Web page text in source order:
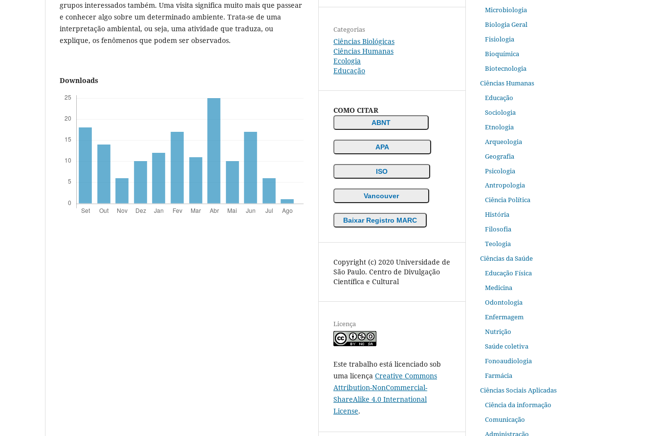
grupos interessados também. Uma visita significa muito mais que passear
e conhecer algo sobre um determinado ambiente. Trata-se de uma
interpretação ambiental, ou seja, uma atividade que traduza, ou
explique, os fenômenos que podem ser observados.
Downloads
Categorias
Ciências Biológicas
Ciências Humanas
Ecologia
Educação
COMO CITAR
ABNT
APA
ISO
Vancouver
Baixar Registro MARC
Copyright (c) 2020 Universidade de
São Paulo. Centro de Divulgação
Científica e Cultural
Licença
Este trabalho está licenciado sob
uma licença Creative Commons
Attribution-NonCommercial-
ShareAlike 4.0 International
License.
Microbiologia
Biologia Geral
Fisiologia
Bioquímica
Biotecnologia
Ciências Humanas
Educação
Sociologia
Etnologia
Arqueologia
Geografia
Psicologia
Antropologia
Ciência Política
História
Filosofia
Teologia
Ciências da Saúde
Educação Física
Medicina
Odontologia
Enfermagem
Nutrição
Saúde coletiva
Fonoaudiologia
Farmácia
Ciências Sociais Aplicadas
Ciência da informação
Comunicação
Administração